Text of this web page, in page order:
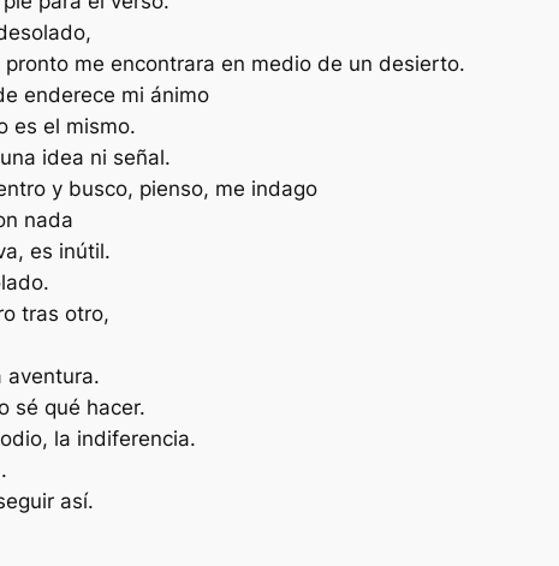
pronto me encontrara en medio de un desierto.
enderece mi ánimo
es el mismo.
idea ni señal.
y busco, pienso, me indago
nada
es inútil.
tras otro,
aventura.
sé qué hacer.
la indiferencia.
así.